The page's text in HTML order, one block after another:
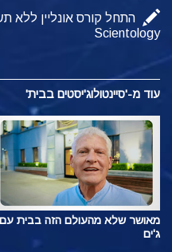
התחל קורס אונליין ללא
Scientology
עוד מ-'סיינטולוג'יסטים בבית'
מאושר שלא מהעולם הזה בבית עם
ג'ים